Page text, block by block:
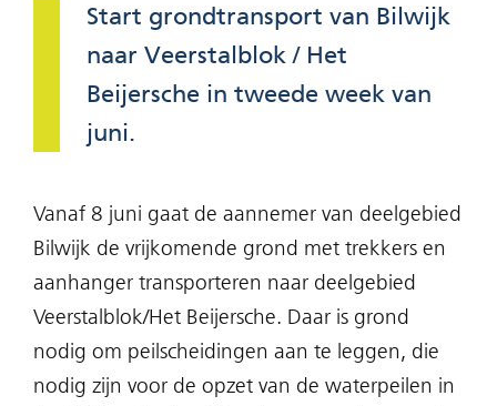
Start grondtransport van Bilwijk
naar Veerstalblok / Het
Beijersche in tweede week van
juni.
Vanaf 8 juni gaat de aannemer van deelgebied
Bilwijk de vrijkomende grond met trekkers en
aanhanger transporteren naar deelgebied
Veerstalblok/Het Beijersche. Daar is grond
nodig om peilscheidingen aan te leggen, die
nodig zijn voor de opzet van de waterpeilen in